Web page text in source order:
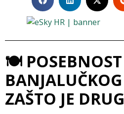
🍽️ POSEBNOST
ZAŠTO JE